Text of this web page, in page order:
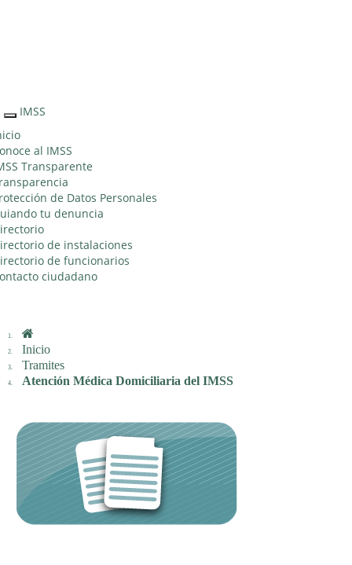
Interruptor
de
Navegación
IMSS
al IMSS
Transparente
de Datos Personales
tu denuncia
de instalaciones
de funcionarios
ciudadano
Inicio
Tramites
Atención Médica Domiciliaria del IMSS